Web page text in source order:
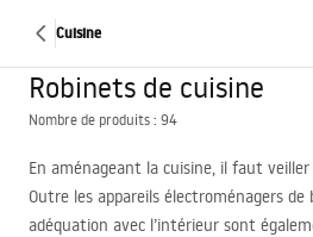
Cuisine
Robinets de cuisine
Nombre de produits : 94
En aménageant la cuisine, il faut
Outre les appareils électroménagers
adéquation avec l’intérieur sont